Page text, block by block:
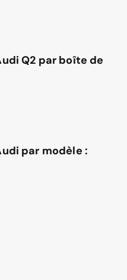
Q2 par boîte de
par modèle :